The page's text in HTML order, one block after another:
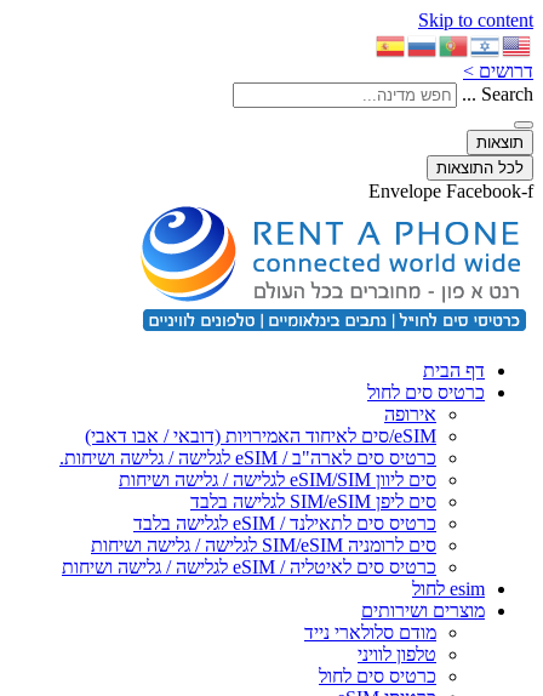
Skip to content
דרושים >
Search ...
תוצאות
לכל התוצאות
Envelope Facebook-f
דף הבית
כרטיס סים לחול
אירופה
eSIM/סים לאיחוד האמירויות (דובאי / אבו דאבי)
כרטיס סים לארה"ב / eSIM לגלישה / גלישה ושיחות.
סים ליוון eSIM/SIM לגלישה / גלישה ושיחות
סים ליפן SIM/eSIM לגלישה בלבד
כרטיס סים לתאילנד / eSIM לגלישה בלבד
סים לרומניה SIM/eSIM לגלישה / גלישה ושיחות
כרטיס סים לאיטליה / eSIM לגלישה / גלישה ושיחות
esim לחול
מוצרים ושירותים
מודם סלולארי נייד
טלפון לוויני
כרטיס סים לחול